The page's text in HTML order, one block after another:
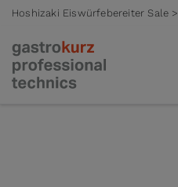
Hoshizaki Eiswürfebereiter Sale >